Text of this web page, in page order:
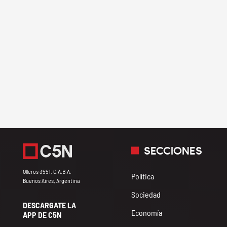
Olleros 3551, C.A.B.A.
Buenos Aires, Argentina
DESCARGATE LA
APP DE C5N
SECCIONES
Política
Sociedad
Economía